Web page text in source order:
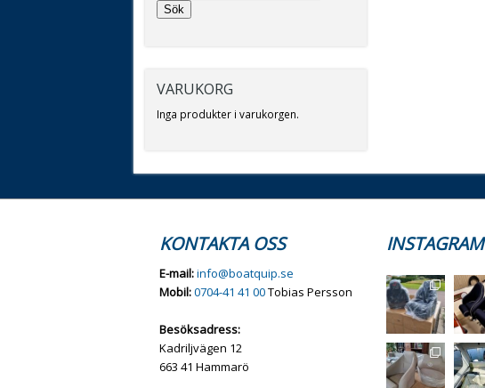
Sök
VARUKORG
Inga produkter i varukorgen.
KONTAKTA OSS
E-mail:info@boatquip.se
Mobil:0704-41 41 00Tobias Persson
Besöksadress:
Kadriljvägen 12
663 41 Hammarö
INSTAGRAM